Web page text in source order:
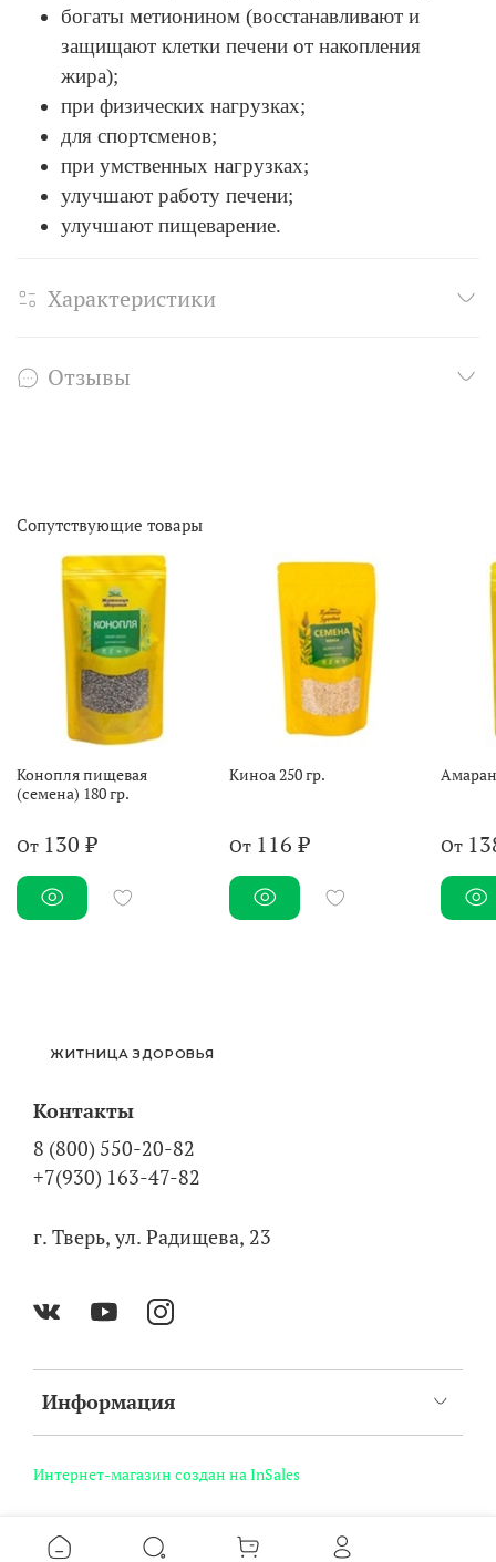
богаты метионином (восстанавливают и
защищают клетки печени от накопления
жира);
при физических нагрузках;
для спортсменов;
при умственных нагрузках;
улучшают работу печени;
улучшают пищеварение.
Характеристики
Отзывы
Сопутствующие товары
Конопля пищевая
(семена) 180 гр.
От 130 ₽
Киноа 250 гр.
От 116 ₽ От
ЖИТНИЦА ЗДОРОВЬЯ
Информация
Контакты
8 (800) 550-20-82
+7(930) 163-47-82
г. Тверь, ул. Радищева, 23
Интернет-магазин создан на InSales